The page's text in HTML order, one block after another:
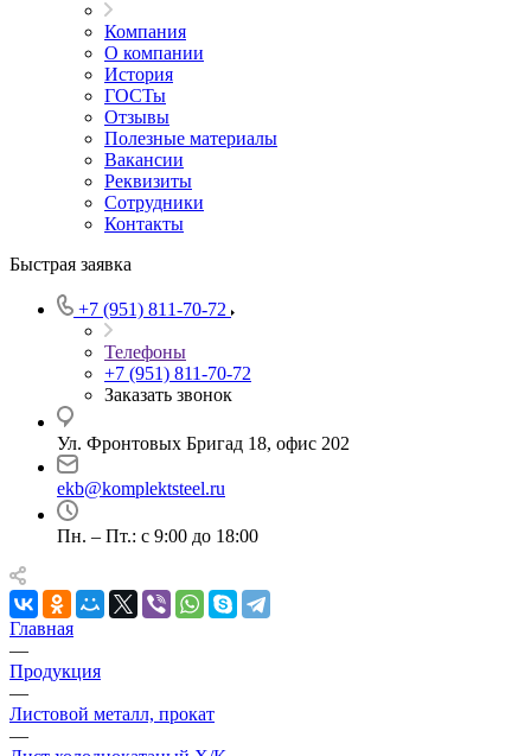
Компания
О компании
История
ГОСТы
Отзывы
Полезные материалы
Вакансии
Реквизиты
Сотрудники
Контакты
Быстрая заявка
+7 (951) 811-70-72
Телефоны
+7 (951) 811-70-72
Заказать звонок
Ул. Фронтовых Бригад 18, офис 202
ekb@komplektsteel.ru
Пн. – Пт.: с 9:00 до 18:00
Главная
—
Продукция
—
Листовой металл, прокат
—